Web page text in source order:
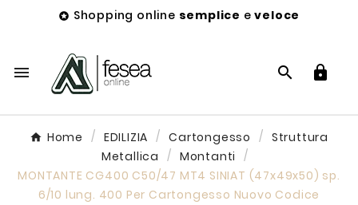
 Shopping online semplice eveloce
  
Home EDILIZIA Cartongesso
Struttura
Metallica
Montanti
MONTANTE CG400 C50/47 MT4 SINIAT (47x49x50) sp.
6/10 lung. 400 Per Cartongesso Nuovo Codice